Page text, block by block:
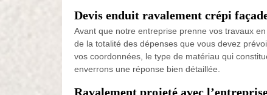
Devis enduit ravalement crépi
Avant que notre entreprise prenne vos travaux
de la totalité des dépenses que vous devez
vos coordonnées, le type de matériau qui
enverrons une réponse bien détaillée.
Ravalement projeté avec